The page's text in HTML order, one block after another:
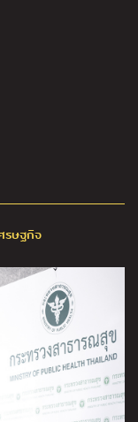
รษฐกิจ